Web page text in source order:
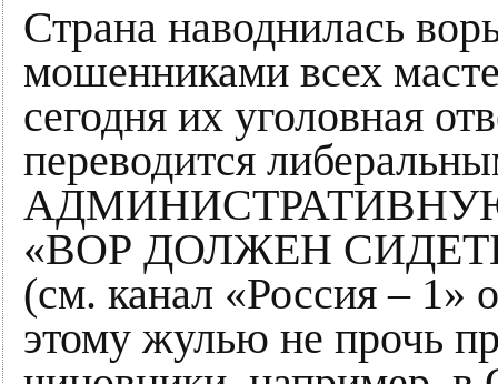
Страна наводнилась
мошенниками всех
сегодня их уголовная
переводится
АДМИНИСТРАТИВНУЮ и
«ВОР ДОЛЖЕН СИДЕТЬ
(см. канал «Россия – 1»
этому жулью не прочь